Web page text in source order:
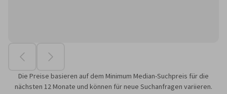
Die Preise basieren auf dem Minimum Median-Suchpreis für die
nächsten 12 Monate und können für neue Suchanfragen variieren.